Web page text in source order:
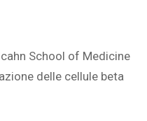
School of Medicine
delle cellule beta